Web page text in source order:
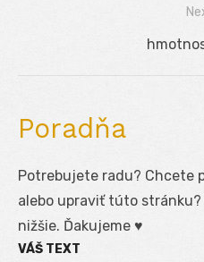
Next
Poradňa
Potrebujete radu? Chcete
alebo upraviť túto
nižšie. Ďakujeme ♥
VÁŠ TEXT